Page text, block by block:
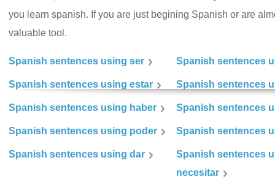
you learn spanish. If you are just begining Spanish or are
valuable tool.
Spanish sentences using ser Spanish sentences
Spanish sentences using estar Spanish sentences
Spanish sentences using haber Spanish sentences
Spanish sentences using poder Spanish sentences
Spanish sentences using dar
Spanish sentences
necesitar